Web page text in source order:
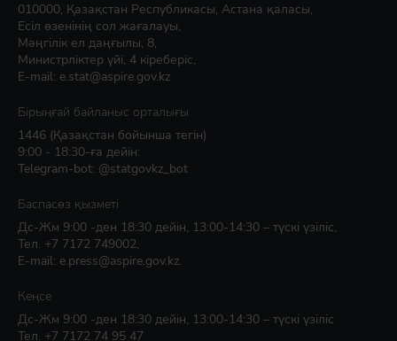
010000, Қазақстан Республикасы, Астана қаласы,
Есіл өзенінің сол жағалауы,
Мәңгілік ел даңғылы, 8,
Министрліктер үйі, 4 кіреберіс,
E-mail: e.stat@aspire.gov.kz
Бірыңғай байланыс орталығы
1446 (Қазақстан бойынша тегін)
9:00 - 18:30-ға дейін:
Telegram-bot: @statgovkz_bot
Баспасөз қызметі
Дс-Жм 9:00 -ден 18:30 дейін, 13:00-14:30 – түскі үзіліс,
Тел. +7 7172 749002,
E-mail: e.press@aspire.gov.kz.
Кеңсе
Дс-Жм 9:00 -ден 18:30 дейін, 13:00-14:30 – түскі үзіліс
Тел. +7 7172 74 95 47